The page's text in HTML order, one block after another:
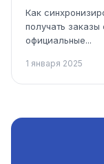
Как
получать
официальные...
1 января 2025